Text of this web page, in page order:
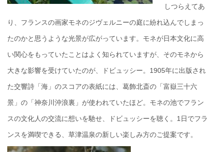
しつらえてあ
り、フランスの画家モネのジヴェルニーの庭に紛れ込んでしまっ
たのかと思うような光景が広がっています。モネが日本文化に高
い関心をもっていたことはよく知られていますが、そのモネから
大きな影響を受けていたのが、ドビュッシー。1905年に出版され
た交響詩「海」のスコアの表紙には、葛飾北斎の「富嶽三十六
景」の「神奈川沖浪裏」が使われていたほど。モネの池でフラン
スの文化人の交流に想いを馳せ、ドビュッシーを聴く。1日でフラ
ンスを満喫できる、草津温泉の新しい楽しみ方のご提案です。